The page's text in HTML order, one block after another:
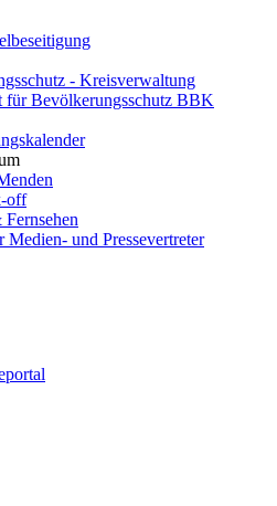
- Kreisverwaltung
für Bevölkerungsschutz BBK
off
und Pressevertreter